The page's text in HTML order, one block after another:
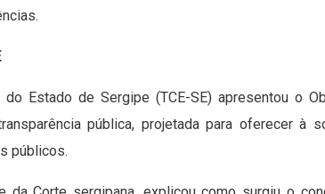
Estado de Sergipe (TCE-SE) apresentou o
pública, projetada para oferecer à
públicos.